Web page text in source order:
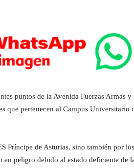
puntos de la Avenida Fuerzas Armas
que pertenecen al Campus Universitario
Príncipe de Asturias, sino también por
peligro debido al estado deficiente de